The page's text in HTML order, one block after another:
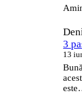
3
13